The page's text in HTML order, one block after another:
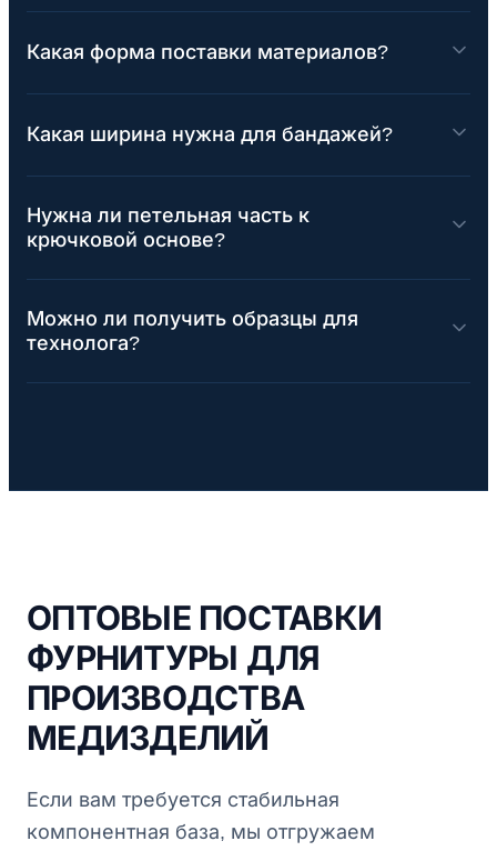
Какая форма поставки материалов?
Какая ширина нужна для бандажей?
Нужна ли петельная часть к
крючковой основе?
Можно ли получить образцы для
технолога?
ОПТОВЫЕ ПОСТАВКИ
ФУРНИТУРЫ ДЛЯ
ПРОИЗВОДСТВА
МЕДИЗДЕЛИЙ
Если вам требуется стабильная
компонентная база, мы отгружаем